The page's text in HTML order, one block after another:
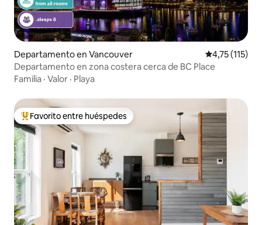
Departamento en Vancouver Calificación
4,75 (115)
Departamento en zona costera cerca de BC Place
Familia · Valor · Playa
Favorito entre los huéspedes más destacados
Favorito entre huéspedes